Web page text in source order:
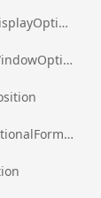
ig.excel.CustomViewDisplayOptions
ig.excel.CustomViewWindowOptions
ig.excel.DataBarConditionalFormat